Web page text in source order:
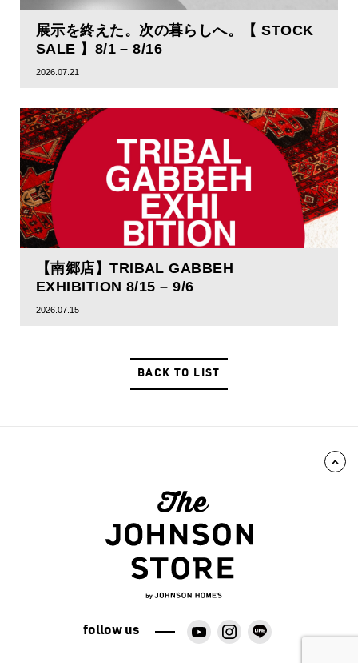
展示を終えた。次の暮らしへ。【 STOCK
SALE 】8/1 – 8/16
2026.07.21
【南郷店】TRIBAL GABBEH
EXHIBITION 8/15 – 9/6
2026.07.15
BACK TO LIST
follow us